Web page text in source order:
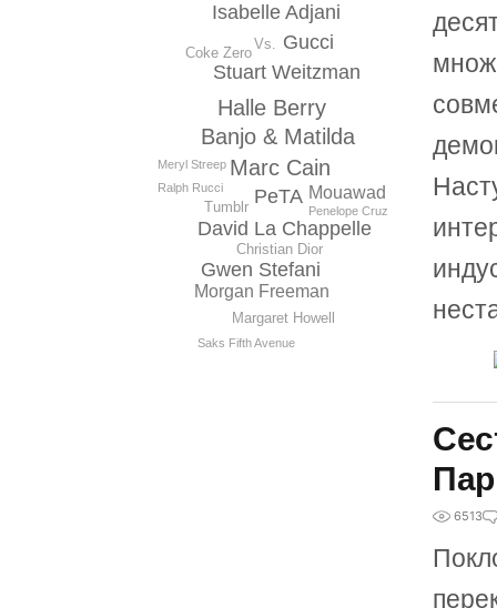
Banjo & Matilda
Marc Cain
Halle Berry
PeTA
Stuart Weitzman
David La Chappelle
Gucci
Isabelle Adjani
Gwen Stefani
Morgan Freeman
Mouawad
Coke Zero
Margaret Howell
Christian Dior
Vs.
Tumblr
Meryl Streep
Saks Fifth Avenue
Penelope Cruz
Ralph Rucci
6513